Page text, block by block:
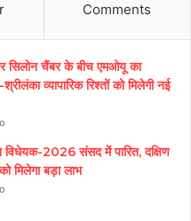
Comments
सिलोन चैंबर के बीच एमओयू का
व्यापारिक रिश्तों को मिलेगी नई
विधेयक-2026 संसद में पारित, दक्षिण
मिलेगा बड़ा लाभ